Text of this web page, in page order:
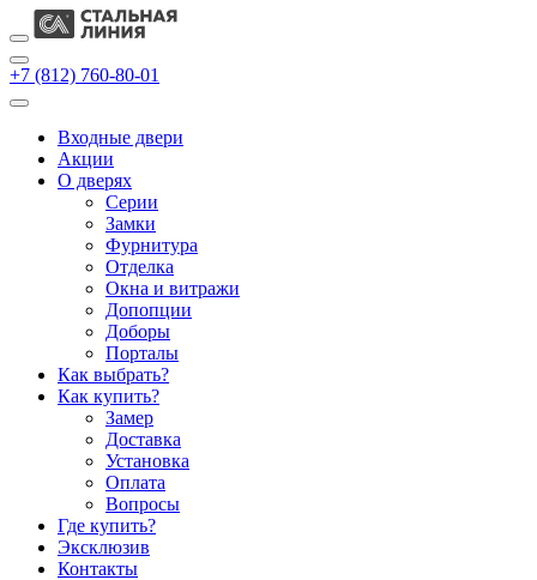
+7 (812) 760-80-01
Входные двери
Акции
О дверях
Cерии
Замки
Фурнитура
Отделка
Окна и витражи
Допопции
Доборы
Порталы
Как выбрать?
Как купить?
Замер
Доставка
Установка
Оплата
Вопросы
Где купить?
Эксклюзив
Контакты